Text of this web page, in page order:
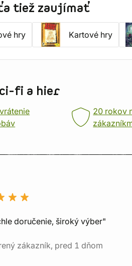
tiež zaujímať
hry Kartové hry
fi a hier
20 rokov
doručenie, široký výber"
zákazník, pred 1 dňom